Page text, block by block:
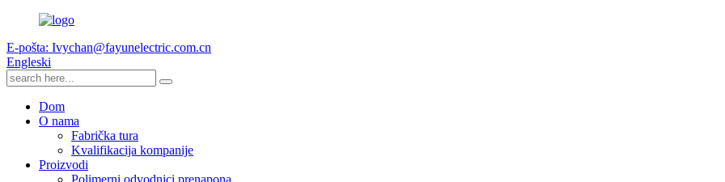
E-pošta: Ivychan@fayunelectric.com.cn
Engleski
Dom
O nama
Fabrička tura
Kvalifikacija kompanije
Proizvodi
Polimerni odvodnici prenapona